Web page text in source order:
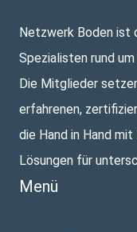
Netzwerk Boden ist
Spezialisten rund
Die Mitglieder
erfahrenen,
die Hand in Hand
Lösungen für
Menü